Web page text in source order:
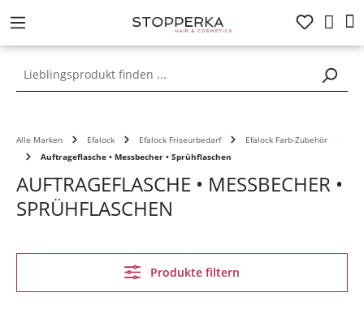
springen
Alle Marken Efalock Efalock Friseurbedarf
Efalock Farb-Zubehör
Auftrageflasche • Messbecher • Sprühflaschen
AUFTRAGEFLASCHE • MESSBECHER •
SPRÜHFLASCHEN
Produkte filtern